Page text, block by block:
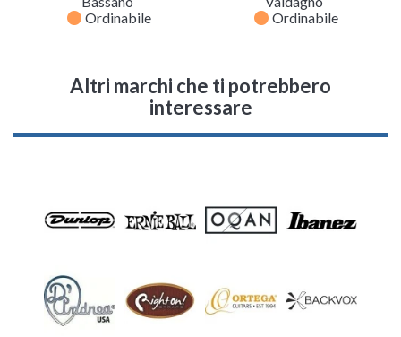
fiber_manual_record Ordinabile fiber_manual_record Ordinabile
Altri marchi che ti potrebbero
interessare